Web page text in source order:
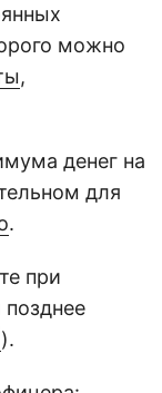
можно
,
денег на
для
.
при
позднее
).